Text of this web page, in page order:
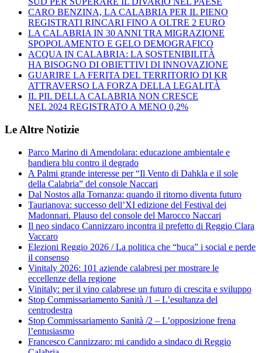
CARO BENZINA, LA CALABRIA PER IL PIENO
REGISTRATI RINCARI FINO A OLTRE 2 EURO
LA CALABRIA IN 30 ANNI TRA MIGRAZIONE
SPOPOLAMENTO E GELO DEMOGRAFICO
ACQUA IN CALABRIA: LA SOSTENIBILITÀ
HA BISOGNO DI OBIETTIVI DI INNOVAZIONE
GUARIRE LA FERITA DEL TERRITORIO DI KR
ATTRAVERSO LA FORZA DELLA LEGALITÀ
IL PIL DELLA CALABRIA NON CRESCE
NEL 2024 REGISTRATO A MENO 0,2%
Le Altre Notizie
Parco Marino di Amendolara: educazione ambientale e
bandiera blu contro il degrado
A Palmi grande interesse per “Il Vento di Dahkla e il sole
della Calabria” del console Naccari
Dal Nostos alla Tornanza: quando il ritorno diventa futuro
Taurianova: successo dell’XI edizione del Festival dei
Madonnari. Plauso del console del Marocco Naccari
Il neo sindaco Cannizzaro incontra il prefetto di Reggio Clara
Vaccaro
Elezioni Reggio 2026 / La politica che “buca” i social e perde
il consenso
Vinitaly 2026: 101 aziende calabresi per mostrare le
eccellenze della regione
Vinitaly: per il vino calabrese un futuro di crescita e sviluppo
Stop Commissariamento Sanità /1 – L’esultanza del
centrodestra
Stop Commissariamento Sanità /2 – L’opposizione frena
l’entusiasmo
Francesco Cannizzaro: mi candido a sindaco di Reggio